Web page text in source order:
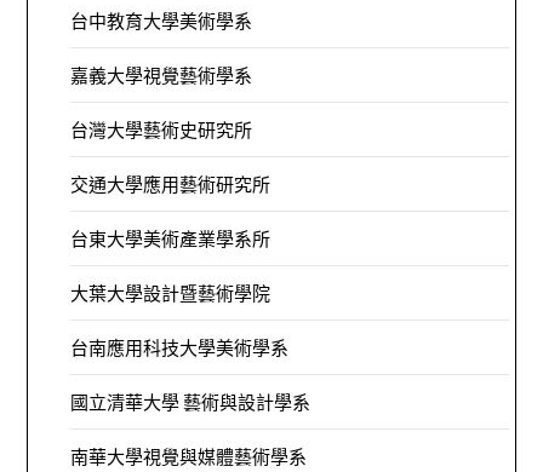
台中教育大學美術學系
嘉義大學視覺藝術學系
台灣大學藝術史研究所
交通大學應用藝術研究所
台東大學美術產業學系所
大葉大學設計暨藝術學院
台南應用科技大學美術學系
國立清華大學 藝術與設計學系
南華大學視覺與媒體藝術學系